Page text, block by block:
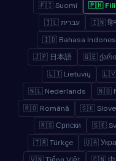
🇫🇮 Suomi
🇵🇭
🇮🇱 עברית
🇮🇳
🇮🇩 Bahasa
🇯🇵 日本語
🇬🇪
🇱🇹 Lietuvių
🇱🇻
🇳🇱 Nederlands
🇳🇴
🇷🇴 Română
🇸🇰
🇷🇸 Српски
🇸🇪
🇹🇷 Türkçe
🇺🇦